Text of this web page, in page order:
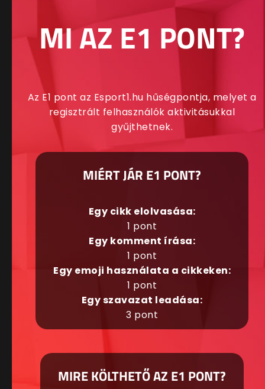
MI AZ E1 PONT?
Az E1 pont az Esport1.hu hűségpontja, melyet a
regisztrált felhasználók aktivitásukkal
gyűjthetnek.
MIÉRT JÁR E1 PONT?
Egy cikk elolvasása:
1 pont
Egy komment írása:
1 pont
Egy emoji használata a cikkeken:
1 pont
Egy szavazat leadása:
3 pont
MIRE KÖLTHETŐ AZ E1 PONT?